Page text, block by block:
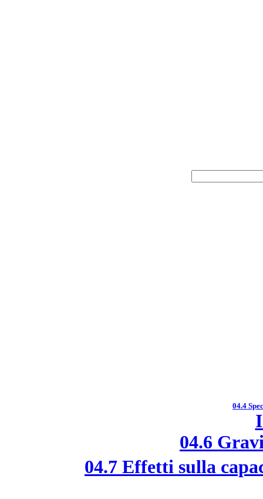
04.4
04.6
04.7 Effetti sulla